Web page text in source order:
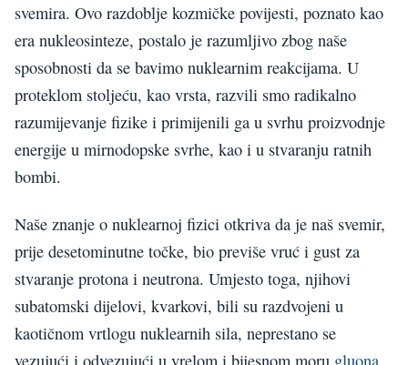
svemira. Ovo razdoblje kozmičke povijesti, poznato kao
era nukleosinteze, postalo je razumljivo zbog naše
sposobnosti da se bavimo nuklearnim reakcijama. U
proteklom stoljeću, kao vrsta, razvili smo radikalno
razumijevanje fizike i primijenili ga u svrhu proizvodnje
energije u mirnodopske svrhe, kao i u stvaranju ratnih
bombi.
Naše znanje o nuklearnoj fizici otkriva da je naš svemir,
prije desetominutne točke, bio previše vruć i gust za
stvaranje protona i neutrona. Umjesto toga, njihovi
subatomski dijelovi, kvarkovi, bili su razdvojeni u
kaotičnom vrtlogu nuklearnih sila, neprestano se
vezujući i odvezujući u vrelom i bijesnom moru gluona,